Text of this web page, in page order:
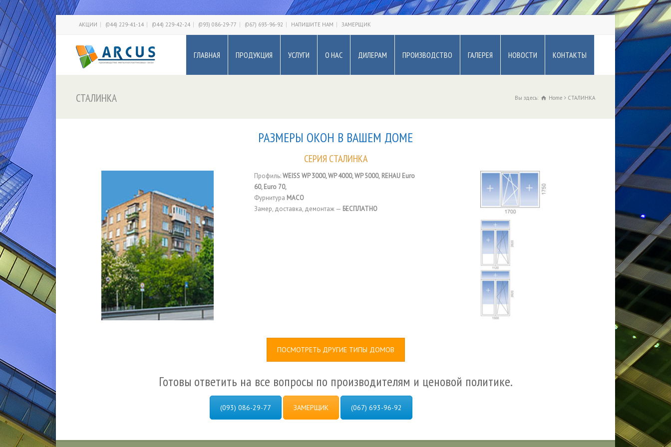
АКЦИИ (044) 229-41-14 (044) 229-42-24 (093) 086-29-77 (067) 693-96-92 НАПИШИТЕ НАМ ЗАМЕРЩИК
ГЛАВНАЯ ПРОДУКЦИЯ УСЛУГИ О НАС ДИЛЕРАМ ПРОИЗВОДСТВО ГАЛЕРЕЯ НОВОСТИ КОНТАКТЫ
СТАЛИНКА Вы здесь: Home СТАЛИНКА
РАЗМЕРЫ ОКОН В ВАШЕМ ДОМЕ
СЕРИЯ СТАЛИНКА
Профиль:WEISS WP 3000, WP 4000, WP 5000, REHAU Euro
60, Euro 70,
Фурнитура MACO
Замер, доставка, демонтаж — БЕСПЛАТНО
ПОСМОТРЕТЬ ДРУГИЕ ТИПЫ ДОМОВ
Готовы ответить на все вопросы по производителям и ценовой политике.
(093) 086-29-77 ЗАМЕРЩИК (067) 693-96-92